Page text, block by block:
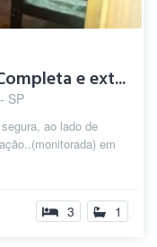
e ext...
SP
ao lado de
em
3 1